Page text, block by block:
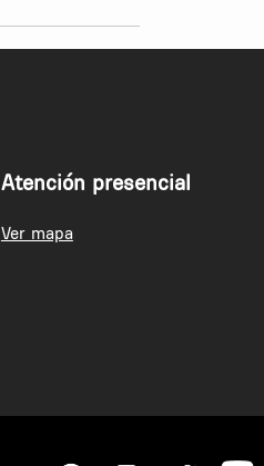
Atención presencial
Ver mapa